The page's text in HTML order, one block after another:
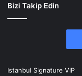
Bizi Takip Edin
Istanbul Signature VIP